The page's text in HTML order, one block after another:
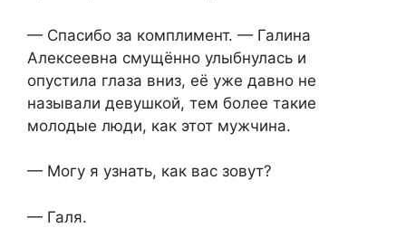
— Спасибо за комплимент. — Галина
Алексеевна смущённо улыбнулась и
опустила глаза вниз, её уже давно не
называли девушкой, тем более такие
молодые люди, как этот мужчина.
— Могу я узнать, как вас зовут?
— Галя.